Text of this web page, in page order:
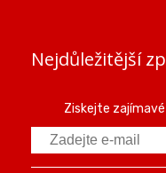
Nejdůležitější
Ziskejte